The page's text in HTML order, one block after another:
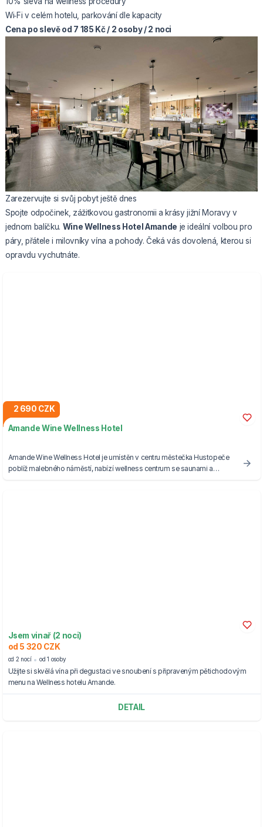
Wi‑Fi v celém hotelu, parkování dle kapacity
Cena po slevě od 7 185 Kč / 2 osoby / 2 noci
Zarezervujte si svůj pobyt ještě dnes
Spojte odpočinek, zážitkovou gastronomii a krásy jižní Moravy v
jednom balíčku. Wine Wellness Hotel Amande je ideální volbou pro
páry, přátele i milovníky vína a pohody. Čeká vás dovolená, kterou si
opravdu vychutnáte.
2 690 CZK
Amande Wine Wellness Hotel
Amande Wine Wellness Hotel je umístěn v centru městečka Hustopeče
poblíž malebného náměstí, nabízí wellness centrum se saunami a
Jsem vinař (2 noci)
od 5 320 CZK
od 2 nocí od 1 osoby
Užijte si skvělá vína při degustaci ve snoubení s připraveným pětichodovým
menu na Wellness hotelu Amande.
DETAIL